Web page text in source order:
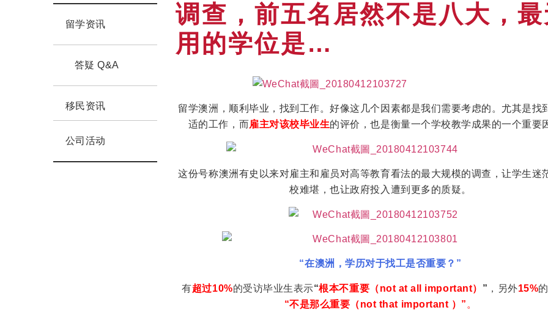
留学资讯
答疑 Q&A
移民资讯
公司活动
调查，前五名居然不是八大，
用的学位是…
留学澳洲，顺利毕业，找到工作。好像这几个因素都是我们需要考虑的。尤其是找
适的工作，而雇主对该校毕业生的评价，也是衡量一个学校教学成果的一个重要
这份号称澳洲有史以来对雇主和雇员对高等教育看法的最大规模的调查，让学生迷
校难堪，也让政府投入遭到更多的质疑。
“在澳洲，学历对于找工是否重要？”
有超过10%的受访毕业生表示“根本不重要（not at all important） ” ，另外15%
“不是那么重要（not that important ）” 。